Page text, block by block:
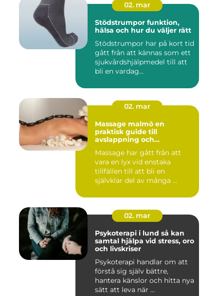
02. mar
Stödstrumpor funktion,
hälsa och hur du väljer rätt
Stödstrumpor har på kort tid
gått från att kännas som ett
sjukvårdshjälpmedel till att
bli en vardag...
02. mar
Massage malmö en
praktisk guide till
avslappning och
Massage har gått från att
vara en lyx vid enstaka
tillfällen till att bli en
självklar del av många ...
02. mar
Psykoterapi i lund så kan
samtal hjälpa vid stress, oro
och livskriser
Psykoterapi handlar om att
förstå sig själv bättre,
hantera känslor och hitta nya
sätt att leva när ...